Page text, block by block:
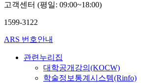
고객센터 (평일: 09:00~18:00)
1599-3122
ARS 번호안내
관련누리집
대학공개강의(KOCW)
학술정보통계시스템(Rinfo)